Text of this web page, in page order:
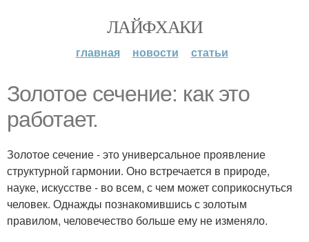
ЛАЙФХАКИ
главная новости статьи
Золотое сечение: как это
работает.
Золотое сечение - это универсальное проявление
структурной гармонии. Оно встречается в природе,
науке, искусстве - во всем, с чем может соприкоснуться
человек. Однажды познакомившись с золотым
правилом, человечество больше ему не изменяло.